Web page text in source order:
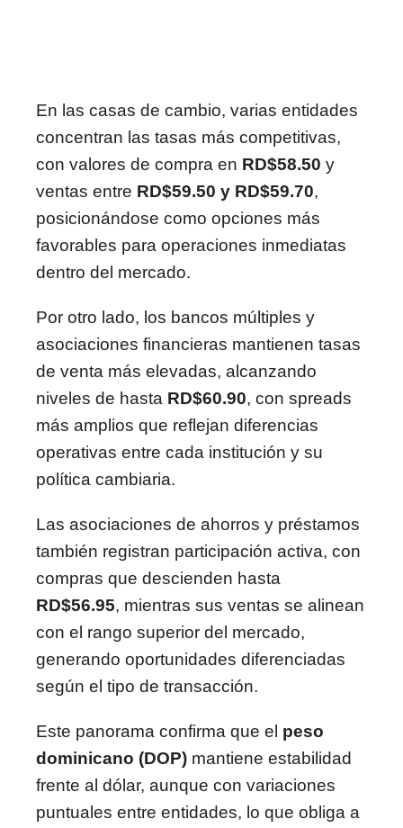
En las casas de cambio, varias entidades
concentran las tasas más competitivas,
con valores de compra en RD$58.50 y
ventas entre RD$59.50 y RD$59.70,
posicionándose como opciones más
favorables para operaciones inmediatas
dentro del mercado.
Por otro lado, los bancos múltiples y
asociaciones financieras mantienen tasas
de venta más elevadas, alcanzando
niveles de hasta RD$60.90, con spreads
más amplios que reflejan diferencias
operativas entre cada institución y su
política cambiaria.
Las asociaciones de ahorros y préstamos
también registran participación activa, con
compras que descienden hasta
RD$56.95, mientras sus ventas se alinean
con el rango superior del mercado,
generando oportunidades diferenciadas
según el tipo de transacción.
Este panorama confirma que el peso
dominicano (DOP) mantiene estabilidad
frente al dólar, aunque con variaciones
puntuales entre entidades, lo que obliga a